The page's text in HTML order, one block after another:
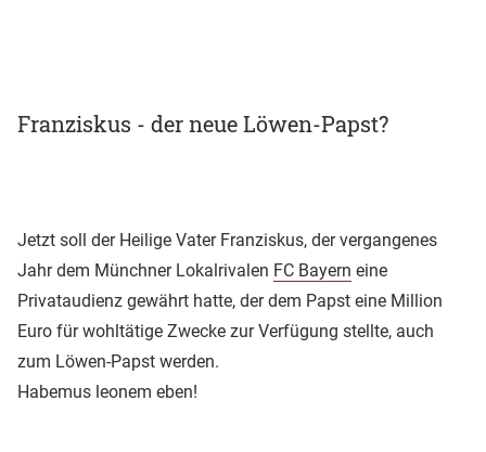
Franziskus - der neue Löwen-Papst?
Jetzt soll der Heilige Vater Franziskus, der vergangenes
Jahr dem Münchner Lokalrivalen FC Bayern eine
Privataudienz gewährt hatte, der dem Papst eine Million
Euro für wohltätige Zwecke zur Verfügung stellte, auch
zum Löwen-Papst werden.
Habemus leonem eben!